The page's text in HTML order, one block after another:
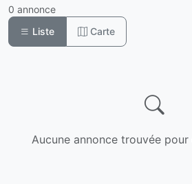
0 annonce
Liste
Carte
Aucune annonce trouvée